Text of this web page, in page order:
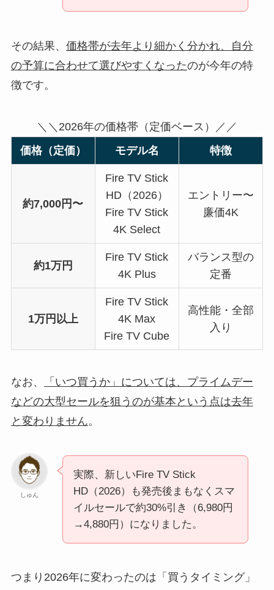
その結果、 価格帯が去年より細かく分かれ、自分
の予算に合わせて選びやすくなったのが今年の特
徴です。
＼＼2026年の価格帯（定価ベース）／／
価格（定価）
モデル名 特徴
約7,000円〜
Fire TV Stick
HD（2026）
Fire TV Stick
4K Select
エントリー〜
廉価4K
約1万円
Fire TV Stick
4K Plus
バランス型の
定番
1万円以上
Fire TV Stick
4K Max
Fire TV Cube
高性能・全部
入り
なお、
「いつ買うか」については、プライムデー
などの大型セールを狙うのが基本という点は去年
と変わりません。
しゅん
実際、新しいFire TV Stick
HD（2026）も発売後まもなくスマ
イルセールで約30%引き（6,980円
→4,880円）になりました。
つまり2026年に変わったのは「買うタイミング」